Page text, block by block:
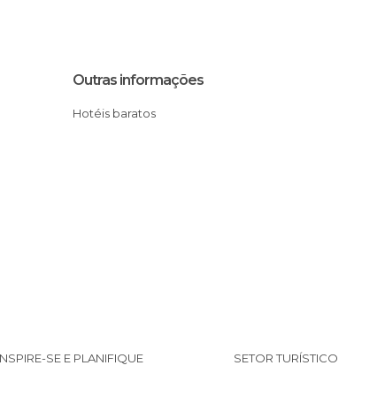
Outras informações
Hotéis baratos
SE E PLANIFIQUE SETOR TURÍSTICO